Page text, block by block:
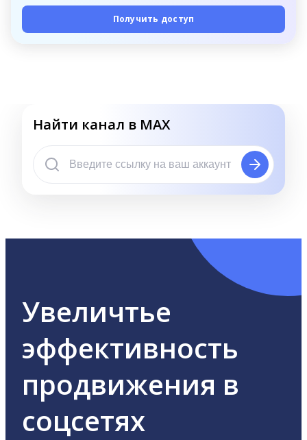
Получить доступ
Найти канал в MAX
Увеличтье
эффективность
продвижения в
соцсетях